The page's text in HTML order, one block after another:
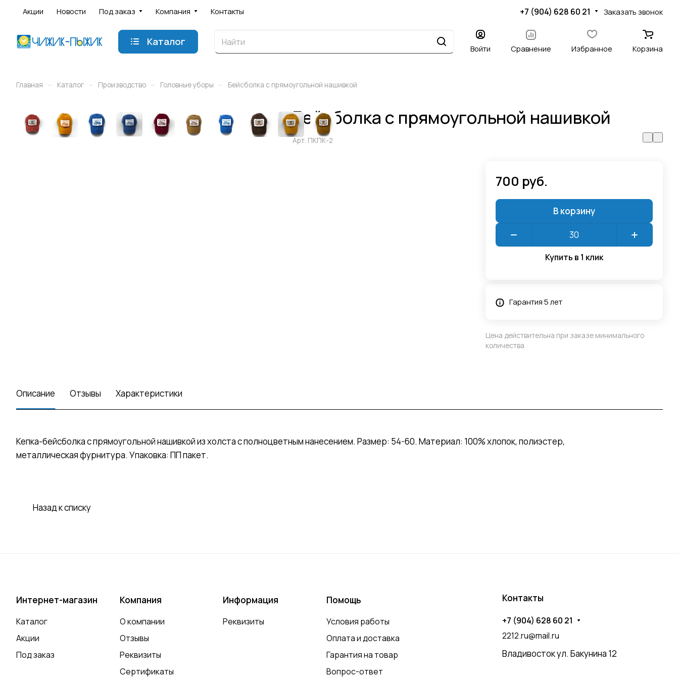
Акции Новости Под заказ Компания Контакты +7 (904) 628 60 21 Заказать звонок
Каталог
Войти Сравнение Избранное Корзина
Главная – Каталог – Производство – Головные уборы – Бейсболка с прямоугольной нашивкой
Бейсболка с прямоугольной нашивкой
Арт. ПКПК-2
700 руб.
В корзину
Купить в 1 клик
Гарантия 5 лет
Цена действительна при заказе минимального
количества
Описание Отзывы Характеристики
Кепка-бейсболка с прямоугольной нашивкой из холста с полноцветным нанесением. Размер: 54-60. Материал: 100% хлопок, полиэстер,
металлическая фурнитура. Упаковка: ПП пакет.
Назад к списку
Интернет-магазин
Каталог
Акции
Под заказ
Компания
О компании
Отзывы
Реквизиты
Сертификаты
Информация
Реквизиты
Помощь
Условия работы
Оплата и доставка
Гарантия на товар
Вопрос-ответ
Контакты
+7 (904) 628 60 21
2212.ru@mail.ru
Владивосток ул. Бакунина 12